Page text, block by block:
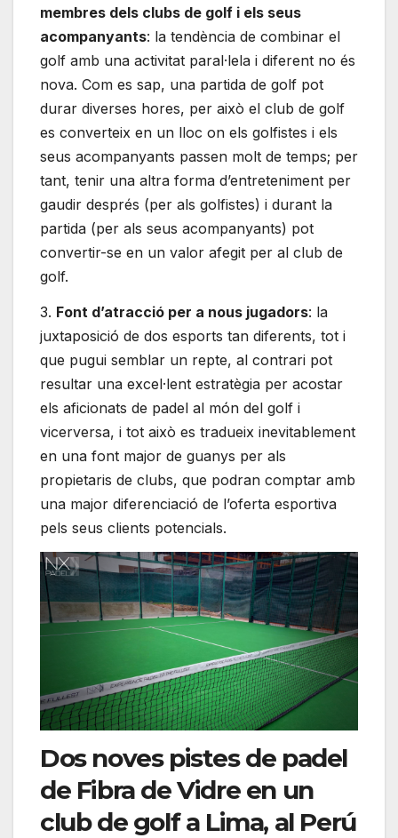
membres dels clubs de golf i els seus
acompanyants: la tendència de combinar el
golf amb una activitat paral·lela i diferent no és
nova. Com es sap, una partida de golf pot
durar diverses hores, per això el club de golf
es converteix en un lloc on els golfistes i els
seus acompanyants passen molt de temps; per
tant, tenir una altra forma d’entreteniment per
gaudir després (per als golfistes) i durant la
partida (per als seus acompanyants) pot
convertir-se en un valor afegit per al club de
golf.
3. Font d’atracció per a nous jugadors: la
juxtaposició de dos esports tan diferents, tot i
que pugui semblar un repte, al contrari pot
resultar una excel·lent estratègia per acostar
els aficionats de padel al món del golf i
vicerversa, i tot això es tradueix inevitablement
en una font major de guanys per als
propietaris de clubs, que podran comptar amb
una major diferenciació de l’oferta esportiva
pels seus clients potencials.
Dos noves pistes de padel
de Fibra de Vidre en un
club de golf a Lima, al Perú